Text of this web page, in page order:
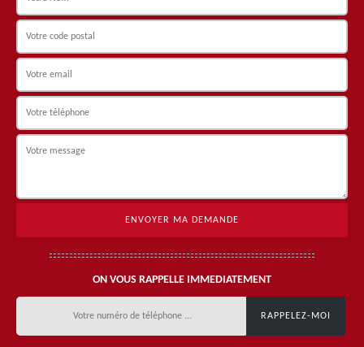
ON VOUS RAPPELLE IMMEDIATEMENT